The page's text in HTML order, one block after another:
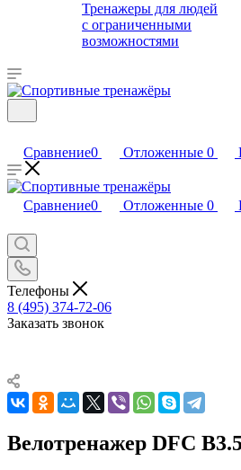
Тренажеры для людей
с ограниченными
возможностями
Сравнение0 Отложенные 0
Сравнение0 Отложенные 0
Телефоны
8 (495) 374-72-06
Заказать звонок
Велотренажер DFC